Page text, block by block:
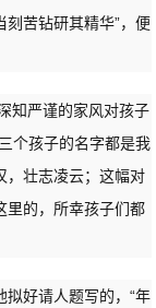
苦钻研其精华”，便
知严谨的家风对孩子
个孩子的名字都是我
，壮志凌云；这幅对
里的，所幸孩子们都
好请人题写的，“年